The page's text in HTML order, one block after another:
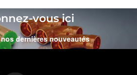
vous ici
dernières nouveautés